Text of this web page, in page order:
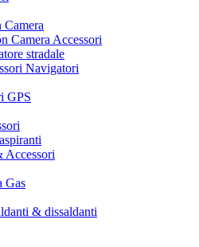
Camera Accessori
stradale
Navigatori
GPS
Accessori
Gas
& dissaldanti